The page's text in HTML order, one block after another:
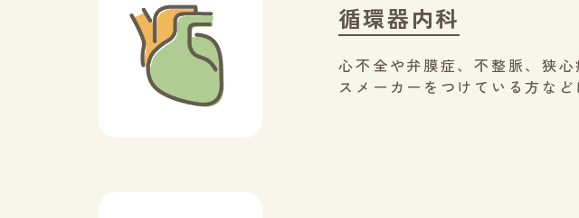
循環器内科
心不全や弁膜症、不整脈、狭
スメーカーをつけている方な